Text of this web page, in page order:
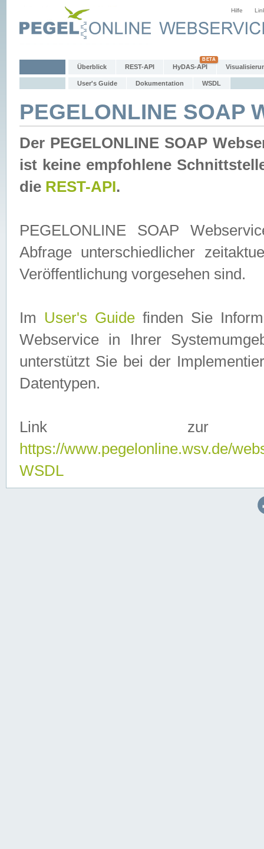
Hilfe
Überblick REST-API HyDAS-API
User's Guide Dokumentation WSDL
PEGELONLINE SOAP
Der PEGELONLINE SOAP
ist keine empfohlene
die REST-API.
PEGELONLINE SOAP
Abfrage unterschiedlicher
Veröffentlichung vorgesehen sind.
Im User's Guidefinden Sie
Webservice in Ihrer
unterstützt Sie bei der
Datentypen.
Link zur
https://www.pegelonline.wsv.de/
WSDL